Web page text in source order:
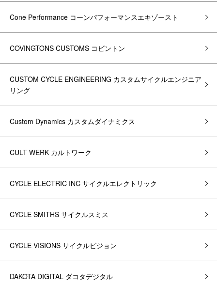
Cone Performance コーンパフォーマンスエキゾースト
COVINGTONS CUSTOMS コビントン
CUSTOM CYCLE ENGINEERING カスタムサイクルエンジニア
リング
Custom Dynamics カスタムダイナミクス
CULT WERK カルトワーク
CYCLE ELECTRIC INC サイクルエレクトリック
CYCLE SMITHS サイクルスミス
CYCLE VISIONS サイクルビジョン
DAKOTA DIGITAL ダコタデジタル